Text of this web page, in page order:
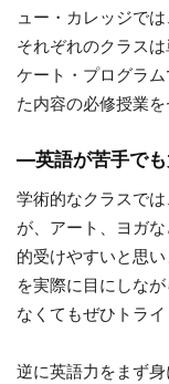
ュー・カレッジで
それぞれのクラス
ケート・プログラ
た内容の必修授業
―英語が苦手で
学術的なクラスで
が、アート、ヨガ
的受けやすいと思
を実際に目にしな
なくてもぜひトライ
逆に英語力をまず